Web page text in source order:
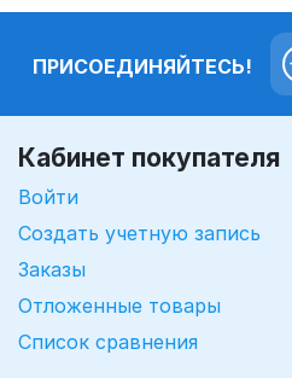
ПРИСОЕДИНЯЙТЕСЬ!
Кабинет покупателя
Войти
Создать учетную запись
Заказы
Отложенные товары
Список сравнения